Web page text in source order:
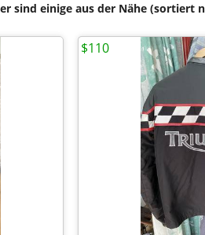
sind einige aus der Nähe (sortiert
$110